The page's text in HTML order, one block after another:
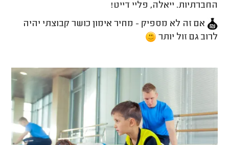
החברתיות. ייאלה, פליי דייט!
אם זה לא מספיק - מחיר אימון כושר קבוצתי יהיה
לרוב גם זול יותר